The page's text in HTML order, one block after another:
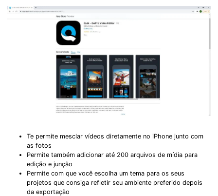
Te permite mesclar vídeos diretamente no iPhone junto com
as fotos
Permite também adicionar até 200 arquivos de mídia para
edição e junção
Permite com que você escolha um tema para os seus
projetos que consiga refletir seu ambiente preferido depois
da exportação